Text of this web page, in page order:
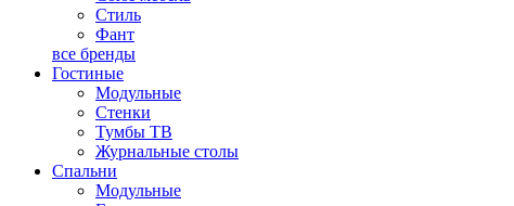
Стиль
Фант
все бренды
Гостиные
Модульные
Стенки
Тумбы ТВ
Журнальные столы
Спальни
Модульные